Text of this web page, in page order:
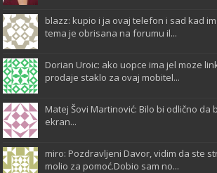
blazz: kupio i ja ovaj telefon i sad kad
tema je obrisana na forumu il...
Dorian Uroic: ako uopce ima jel moze
prodaje staklo za ovaj mobitel...
Matej Šovi Martinović: Bilo bi odlično da
ekran...
miro: Pozdravljeni Davor, vidim da ste
molio za pomoć.Dobio sam no...